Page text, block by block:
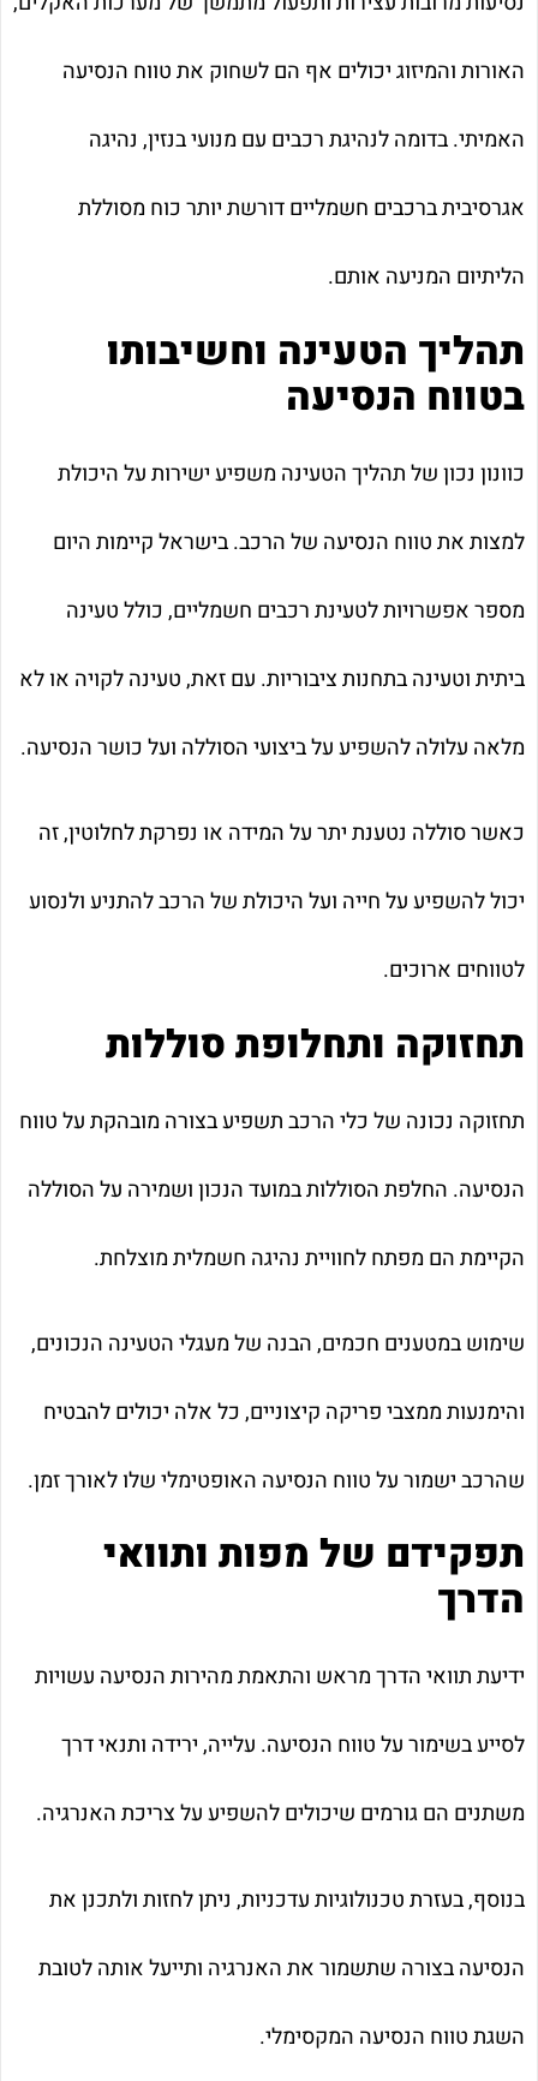
האורות והמיזוג יכולים אף הם לשחוק את טווח הנסיעה
האמיתי. בדומה לנהיגת רכבים עם מנועי בנזין, נהיגה
אגרסיבית ברכבים חשמליים דורשת יותר כוח מסוללת
הליתיום המניעה אותם.
תהליך הטעינה וחשיבותו
בטווח הנסיעה
כוונון נכון של תהליך הטעינה משפיע ישירות על היכולת
למצות את טווח הנסיעה של הרכב. בישראל קיימות היום
מספר אפשרויות לטעינת רכבים חשמליים, כולל טעינה
ביתית וטעינה בתחנות ציבוריות. עם זאת, טעינה לקויה או לא
מלאה עלולה להשפיע על ביצועי הסוללה ועל כושר הנסיעה.
כאשר סוללה נטענת יתר על המידה או נפרקת לחלוטין, זה
יכול להשפיע על חייה ועל היכולת של הרכב להתניע ולנסוע
לטווחים ארוכים.
תחזוקה ותחלופת סוללות
תחזוקה נכונה של כלי הרכב תשפיע בצורה מובהקת על טווח
הנסיעה. החלפת הסוללות במועד הנכון ושמירה על הסוללה
הקיימת הם מפתח לחוויית נהיגה חשמלית מוצלחת.
שימוש במטענים חכמים, הבנה של מעגלי הטעינה הנכונים,
והימנעות ממצבי פריקה קיצוניים, כל אלה יכולים להבטיח
שהרכב ישמור על טווח הנסיעה האופטימלי שלו לאורך זמן.
תפקידם של מפות ותוואי
הדרך
ידיעת תוואי הדרך מראש והתאמת מהירות הנסיעה עשויות
לסייע בשימור על טווח הנסיעה. עלייה, ירידה ותנאי דרך
משתנים הם גורמים שיכולים להשפיע על צריכת האנרגיה.
בנוסף, בעזרת טכנולוגיות עדכניות, ניתן לחזות ולתכנן את
הנסיעה בצורה שתשמור את האנרגיה ותייעל אותה לטובת
השגת טווח הנסיעה המקסימלי.